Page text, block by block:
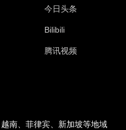
今日头条
Bilibili
腾讯视频
南、菲律宾、新加坡等地域